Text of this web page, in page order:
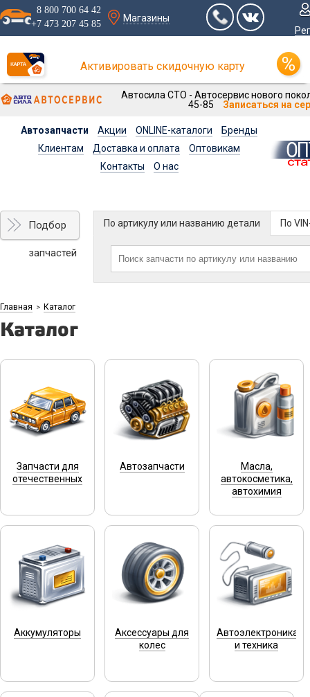
8 800 700 64 42
+7 473 207 45 85
Магазины
Активировать скидочную карту
Автосила СТО - Автосервис нового
45-85
Записаться на
Автозапчасти Акции ONLINE-каталоги
Бренды
Клиентам
Доставка и оплата
Оптовикам
Контакты
О нас
Подбор
запчастей
По артикулу или названию детали По
Главная > Каталог
Каталог
Запчасти для
отечественных
Автозапчасти
Масла,
автокосметика,
автохимия
Аккумуляторы
Аксессуары для
колес
Автоэлектроника
и техника